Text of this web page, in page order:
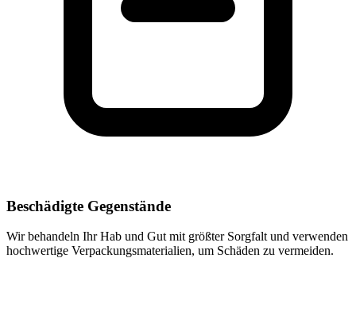
Beschädigte Gegenstände
Wir behandeln Ihr Hab und Gut mit größter Sorgfalt und verwenden
hochwertige Verpackungsmaterialien, um Schäden zu vermeiden.